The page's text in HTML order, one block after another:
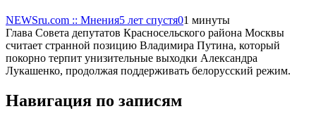
NEWSru.com :: Мнения5 лет спустя01 минуты
Глава Совета депутатов Красносельского района Москвы
считает странной позицию Владимира Путина, который
покорно терпит унизительные выходки Александра
Лукашенко, продолжая поддерживать белорусский режим.
Навигация по записям